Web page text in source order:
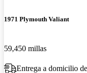
1971 Plymouth Valiant
59,450 millas
Entrega a domicilio